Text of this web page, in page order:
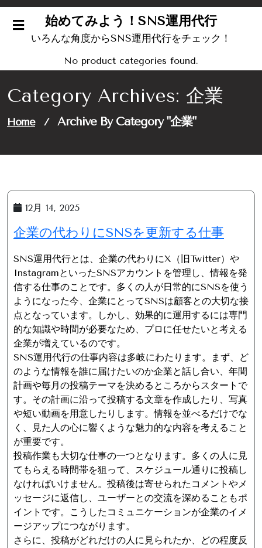
Skip
content
始めてみよう！SNS運用代行
いろんな角度からSNS運用代行をチェック！
No product categories found.
Category Archives: 企業
Home / Archive By Category "企業"
12月 14, 2025
企業の代わりにSNSを更新する仕事
SNS運用代行とは、企業の代わりにX（旧Twitter）や
InstagramといったSNSアカウントを管理し、情報を発
信する仕事のことです。多くの人が日常的にSNSを使う
ようになった今、企業にとってSNSは顧客との大切な接
点となっています。しかし、効果的に運用するには専門
的な知識や時間が必要なため、プロに任せたいと考える
企業が増えているのです。
SNS運用代行の仕事内容は多岐にわたります。まず、ど
のような情報を誰に届けたいのか企業と話し合い、年間
計画や毎月の投稿テーマを決めるところからスタートで
す。その計画に沿って投稿する文章を作成したり、写真
や短い動画を用意したりします。情報を並べるだけでな
く、見た人の心に響くような魅力的な内容を考えること
が重要です。
投稿作業も大切な仕事の一つとなります。多くの人に見
てもらえる時間帯を狙って、スケジュール通りに投稿し
なければいけません。投稿後は寄せられたコメントやメ
ッセージに返信し、ユーザーとの交流を深めることもポ
イントです。こうしたコミュニケーションが企業のイメ
ージアップにつながります。
さらに、投稿がどれだけの人に見られたか、どの程度反